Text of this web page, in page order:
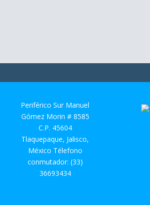
Periférico Sur Manuel
Gómez Morin # 8585
C.P. 45604
Tlaquepaque, Jalisco,
México Télefono
conmutador: (33)
36693434